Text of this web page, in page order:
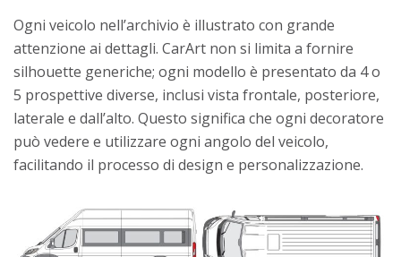
Ogni veicolo nell’archivio è illustrato con grande
attenzione ai dettagli. CarArt non si limita a fornire
silhouette generiche; ogni modello è presentato da 4 o
5 prospettive diverse, inclusi vista frontale, posteriore,
laterale e dall’alto. Questo significa che ogni decoratore
può vedere e utilizzare ogni angolo del veicolo,
facilitando il processo di design e personalizzazione.